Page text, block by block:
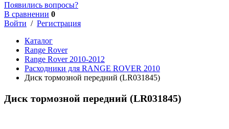
Появились вопросы?
В сравнении 0
Войти / Регистрация
Каталог
Range Rover
Range Rover 2010-2012
Расходники для RANGE ROVER 2010
Диск тормозной передний (LR031845)
Диск тормозной передний (LR031845)